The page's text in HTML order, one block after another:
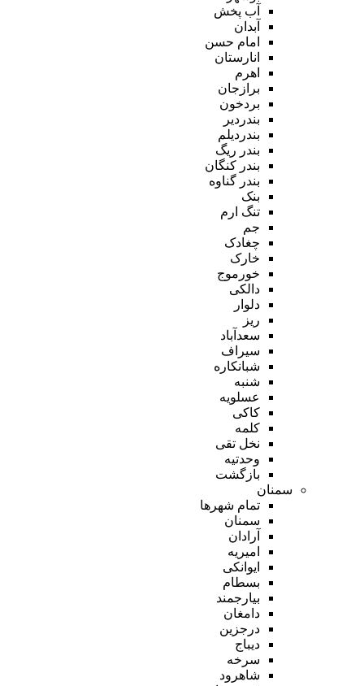
آب پخش
آبدان
امام حسن
انارستان
اهرم
برازجان
بردخون
بندردیر
بندردیلم
بندر ریگ
بندر کنگان
بندر گناوه
بنک
تنگ ارم
جم
چغادک
خارک
خورموج
دالکی
دلوار
ریز
سعدآباد
سیراف
شبانکاره
شنبه
عسلویه
کاکی
کلمه
نخل تقی
وحدتیه
بازگشت
سمنان
تمام شهر‌ها
سمنان
آرادان
امیریه
ایوانکی
بسطام
بیارجمند
دامغان
درجزین
دیباج
سرخه
شاهرود